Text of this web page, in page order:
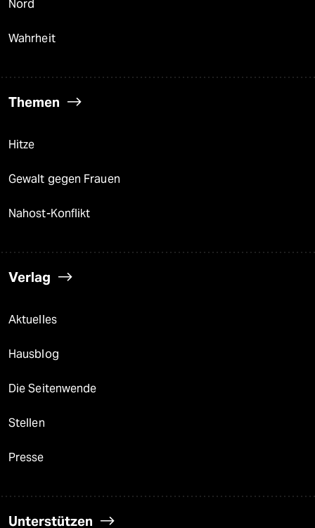
Nord
Wahrheit
Themen
Hitze
Gewalt gegen Frauen
Nahost-Konflikt
Verlag
Aktuelles
Hausblog
Die Seitenwende
Stellen
Presse
Unterstützen